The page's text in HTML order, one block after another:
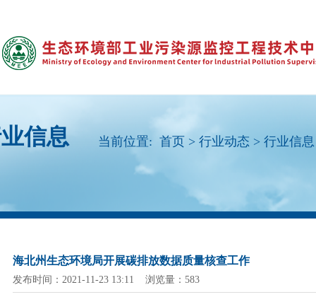
信息 当前位置: 首页 > 行业动态 > 行业信息
海北州生态环境局开展碳排放数据质量核查工作
发布时间：2021-11-23 13:11 浏览量：583